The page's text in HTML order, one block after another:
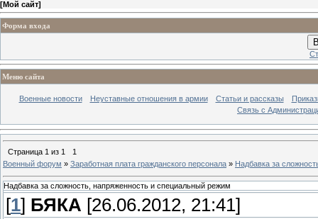
[Мой сайт]
Форма входа
Меню сайта
Военные новости Неуставные отношения в армии Статьи и рассказы
Связь с
Страница 1 из 1
1
Военный форум » Заработная плата гражданского персонала » Надбавка за
Надбавка за сложность, напряженность и специальный режим
[1] БЯКА [26.06.2012, 21:41]